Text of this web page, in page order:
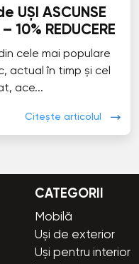
UȘI ASCUNSE
REDUCERE
cele mai populare
actual în timp și cel
ace...
Citește articolul
CATEGORII
Mobilă
Uși de exterior
Uși pentru interior